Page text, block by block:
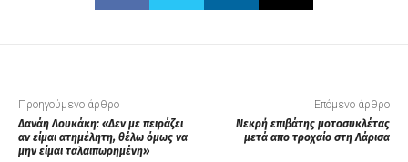
Προηγούμενο άρθρο
Δανάη Λουκάκη: «Δεν με πειράζει
αν είμαι ατημέλητη, θέλω όμως να
μην είμαι ταλαιπωρημένη»
Επόμενο άρθρο
Νεκρή επιβάτης μοτοσυκλέτας
μετά απο τροχαίο στη Λάρισα